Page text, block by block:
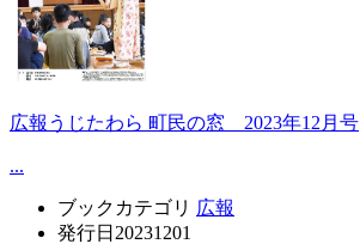
広報うじたわら 町民の窓 2023年12月号
...
ブックカテゴリ 広報
発行日 20231201